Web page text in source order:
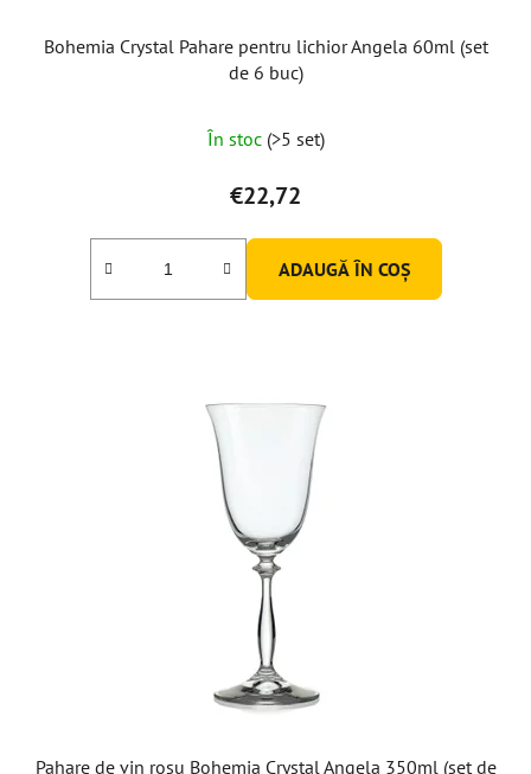
Bohemia Crystal Pahare pentru lichior Angela 60ml (set
de 6 buc)
În stoc (>5 set)
€22,72
ADAUGĂ ÎN COŞ
Pahare de vin roșu Bohemia Crystal Angela 350ml (set de